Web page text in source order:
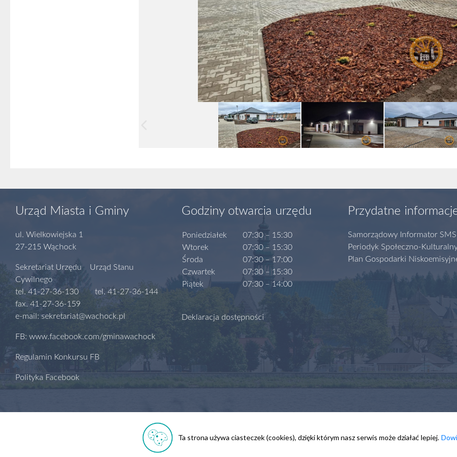
Urząd Miasta i Gminy
ul. Wielkowiejska 1
27-215 Wąchock
Sekretariat Urzędu Urząd Stanu
Cywilnego
tel. 41-27-36-130 tel. 41-27-36-144
fax. 41-27-36-159
e-mail: sekretariat@wachock.pl
FB: www.facebook.com/gminawachock
Regulamin Konkursu FB
Polityka Facebook
Godziny otwarcia urzędu
Poniedziałek
Wtorek
Środa
Czwartek
Piątek
07:30 – 15:30
07:30 – 15:30
07:30 – 17:00
07:30 – 15:30
07:30 – 14:00
Deklaracja dostępności
Przydatne
Samorządowy Informator SMS
Periodyk Społeczno-
Plan Gospodarki
Regulamin serwisu Biuletyn Informacji Publicznej Kontakt
Ta strona używa ciasteczek (cookies), dzięki którym nasz serwis może działać lepiej.